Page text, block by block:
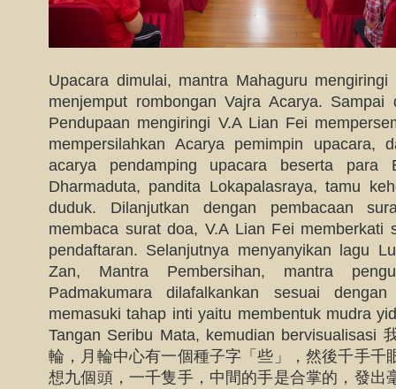
Upacara dimulai, mantra Mahaguru
menjemput rombongan Vajra Acarya.
Pendupaan mengiringi V.A Lian Fei
mempersilahkan Acarya pemimpin upacara,
acarya pendamping upacara beserta para
Dharmaduta, pandita Lokapalasraya, tamu
duduk. Dilanjutkan dengan pembacaan
membaca surat doa, V.A Lian Fei memberkati
pendaftaran. Selanjutnya menyanyikan lagu
Zan, Mantra Pembersihan, mantra
Padmakumara dilafalkankan sesuai
memasuki tahap inti yaitu membentuk mudra
Tangan Seribu Mata, kemudian
輪，月輪中心有一個種子字「些」，然後千手千
想九個頭，一千隻手，中間的手是合掌的，發出